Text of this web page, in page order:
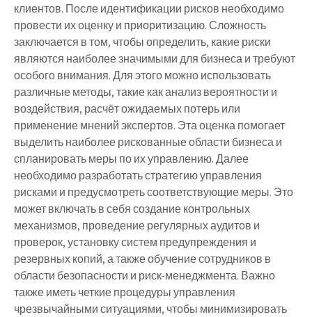
клиентов. После идентификации рисков необходимо
провести их оценку и приоритизацию. Сложность
заключается в том, чтобы определить, какие риски
являются наиболее значимыми для бизнеса и требуют
особого внимания. Для этого можно использовать
различные методы, такие как анализ вероятности и
воздействия, расчёт ожидаемых потерь или
применение мнений экспертов. Эта оценка помогает
выделить наиболее рискованные области бизнеса и
спланировать меры по их управлению. Далее
необходимо разработать стратегию управления
рисками и предусмотреть соответствующие меры. Это
может включать в себя создание контрольных
механизмов, проведение регулярных аудитов и
проверок, установку систем предупреждения и
резервных копий, а также обучение сотрудников в
области безопасности и риск-менеджмента. Важно
также иметь четкие процедуры управления
чрезвычайными ситуациями, чтобы минимизировать